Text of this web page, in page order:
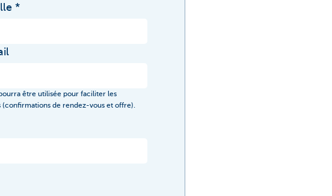
être utilisée pour faciliter les
de rendez-vous et offre).